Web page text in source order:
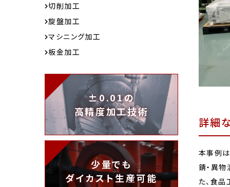
詳細
本事例
錆・異
た、食
切削加工
旋盤加工
マシニング加工
板金加工
±0.01の
高精度加工技術
少量でも
ダイカスト生産可能